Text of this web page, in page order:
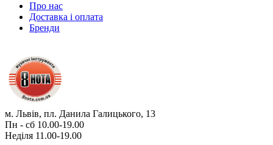
Про нас
Доставка і оплата
Бренди
м. Львів, пл. Данила Галицького, 13
Пн - сб 10.00-19.00
Неділя 11.00-19.00